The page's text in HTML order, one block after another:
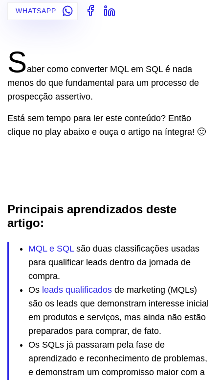
WHATSAPP
Saber como converter MQL em SQL é nada
menos do que fundamental para um processo de
prospecção assertivo.
Está sem tempo para ler este conteúdo? Então
clique no play abaixo e ouça o artigo na íntegra! 🙂
Principais aprendizados deste
artigo:
MQL e SQLsão duas classificações usadas
para qualificar leads dentro da jornada de
compra.
Os leads qualificados de marketing (MQLs)
são os leads que demonstram interesse inicial
em produtos e serviços, mas ainda não estão
preparados para comprar, de fato.
Os SQLs já passaram pela fase de
aprendizado e reconhecimento de problemas,
e demonstram um compromisso maior com a